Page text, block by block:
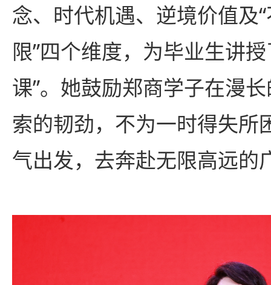
念、时代机遇、逆境价值及
限”四个维度，为毕业生讲
课”。她鼓励郑商学子在漫
索的韧劲，不为一时得失所
气出发，去奔赴无限高远的